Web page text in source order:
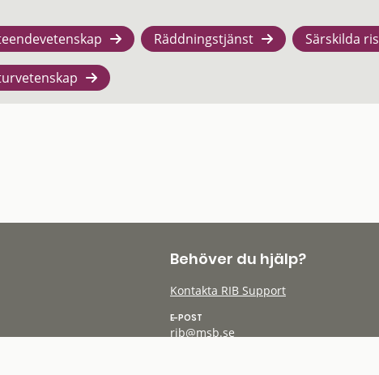
Räddningstjänst Särskilda
Behöver du hjälp?
Kontakta RIB Support
E-POST
rib@msb.se